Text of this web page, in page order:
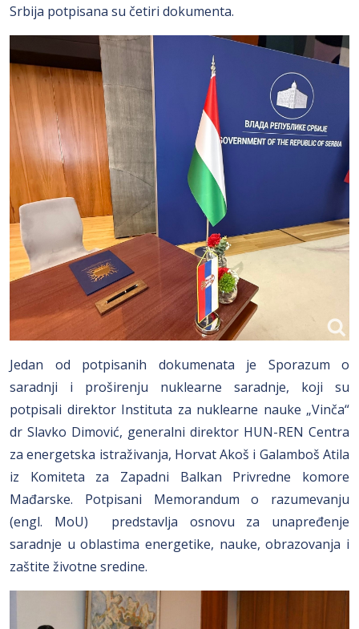
Srbija potpisana su četiri dokumenta.
Jedan od potpisanih dokumenata je Sporazum o
saradnji i proširenju nuklearne saradnje, koji su
potpisali direktor Instituta za nuklearne nauke „Vinča“
dr Slavko Dimović, generalni direktor HUN-REN Centra
za energetska istraživanja, Horvat Akoš i Galamboš Atila
iz Komiteta za Zapadni Balkan Privredne komore
Mađarske. Potpisani Memorandum o razumevanju
(engl. MoU) predstavlja osnovu za unapređenje
saradnje u oblastima energetike, nauke, obrazovanja i
zaštite životne sredine.